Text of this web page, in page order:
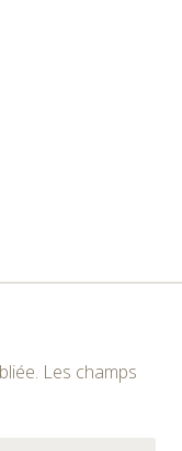
Les champs